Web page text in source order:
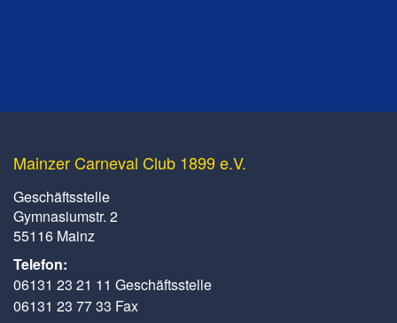
Mainzer Carneval Club 1899 e.V.
Geschäftsstelle
Gymnasiumstr. 2
55116 Mainz
Telefon:
06131 23 21 11 Geschäftsstelle
06131 23 77 33 Fax